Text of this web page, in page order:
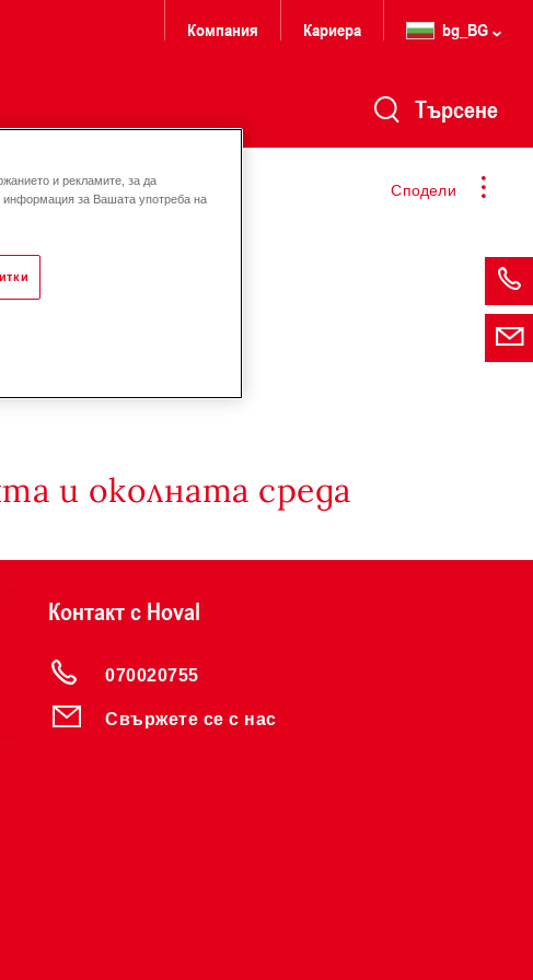
Компания Кариера bg_BG
Търсене
Сподели
и околната среда
Контакт с Hoval
070020755
Свържете се с нас
и рекламите, за да
за Вашата употреба на